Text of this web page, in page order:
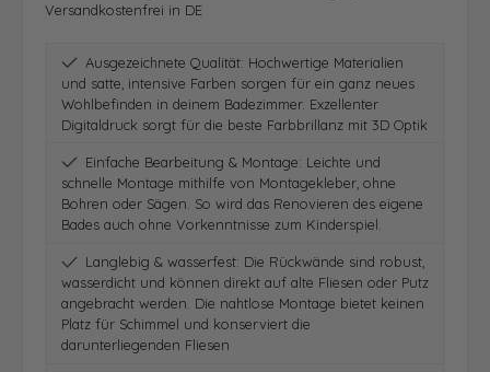
Versandkostenfrei in DE
Ausgezeichnete Qualität: Hochwertige Materialien
und satte, intensive Farben sorgen für ein ganz neues
Wohlbefinden in deinem Badezimmer. Exzellenter
Digitaldruck sorgt für die beste Farbbrillanz mit 3D Optik
Einfache Bearbeitung & Montage: Leichte und
schnelle Montage mithilfe von Montagekleber, ohne
Bohren oder Sägen. So wird das Renovieren des eigene
Bades auch ohne Vorkenntnisse zum Kinderspiel.
Langlebig & wasserfest: Die Rückwände sind robust,
wasserdicht und können direkt auf alte Fliesen oder Putz
angebracht werden. Die nahtlose Montage bietet keinen
Platz für Schimmel und konserviert die
darunterliegenden Fliesen